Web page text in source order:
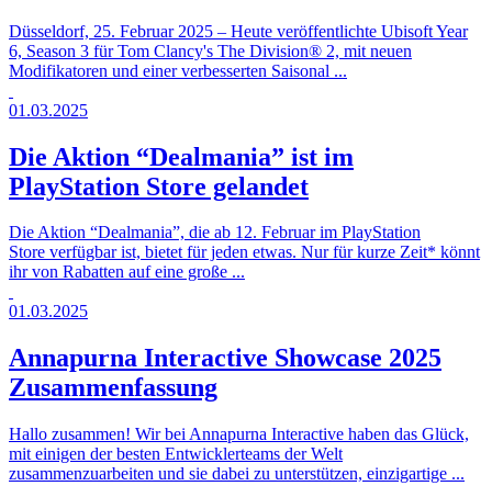
Düsseldorf, 25. Februar 2025 – Heute veröffentlichte Ubisoft Year
6, Season 3 für Tom Clancy's The Division® 2, mit neuen
Modifikatoren und einer verbesserten Saisonal ...
01.03.2025
Die Aktion “Dealmania” ist im
PlayStation Store gelandet
Die Aktion “Dealmania”, die ab 12. Februar im PlayStation
Store verfügbar ist, bietet für jeden etwas. Nur für kurze Zeit* könnt
ihr von Rabatten auf eine große ...
01.03.2025
Annapurna Interactive Showcase 2025
Zusammenfassung
Hallo zusammen! Wir bei Annapurna Interactive haben das Glück,
mit einigen der besten Entwicklerteams der Welt
zusammenzuarbeiten und sie dabei zu unterstützen, einzigartige ...